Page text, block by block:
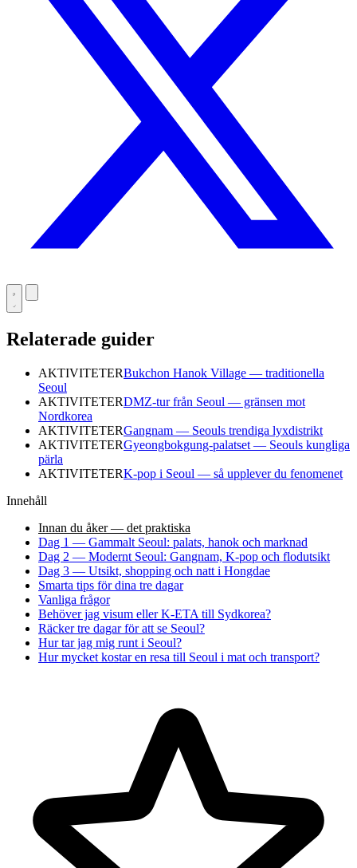
Relaterade guider
AKTIVITETERBukchon Hanok Village — traditionella
Seoul
AKTIVITETERDMZ-tur från Seoul — gränsen mot
Nordkorea
AKTIVITETERGangnam — Seouls trendiga lyxdistrikt
AKTIVITETERGyeongbokgung-palatset — Seouls kungliga
pärla
AKTIVITETERK-pop i Seoul — så upplever du fenomenet
Innehåll
Innan du åker — det praktiska
Dag 1 — Gammalt Seoul: palats, hanok och marknad
Dag 2 — Modernt Seoul: Gangnam, K-pop och flodutsikt
Dag 3 — Utsikt, shopping och natt i Hongdae
Smarta tips för dina tre dagar
Vanliga frågor
Behöver jag visum eller K-ETA till Sydkorea?
Räcker tre dagar för att se Seoul?
Hur tar jag mig runt i Seoul?
Hur mycket kostar en resa till Seoul i mat och transport?